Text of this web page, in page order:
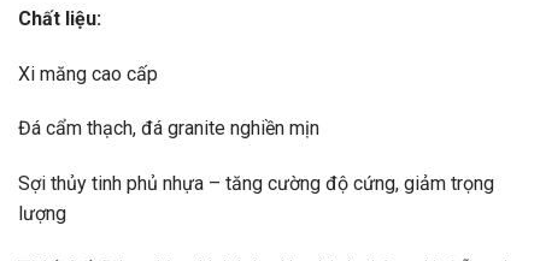
Chất liệu:
Xi măng cao cấp
Đá cẩm thạch, đá granite nghiền mịn
Sợi thủy tinh phủ nhựa – tăng cường độ cứng, giảm trọng
lượng